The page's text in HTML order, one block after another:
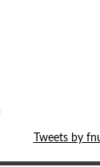
Tweets by